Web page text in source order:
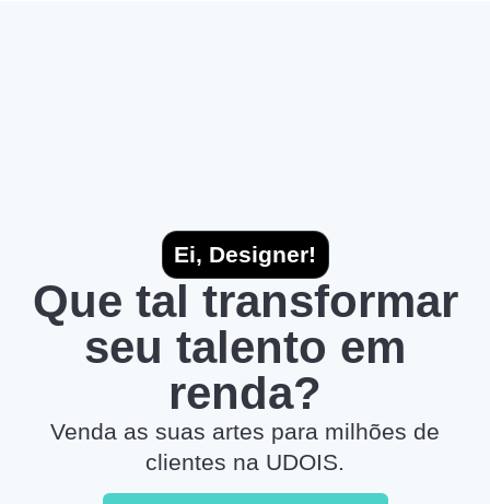
Ei, Designer!
Que tal transformar
seu talento em
renda?
Venda as suas artes para milhões de
clientes na UDOIS.